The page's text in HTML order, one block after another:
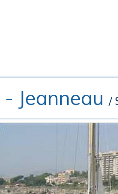
- Jeanneau /